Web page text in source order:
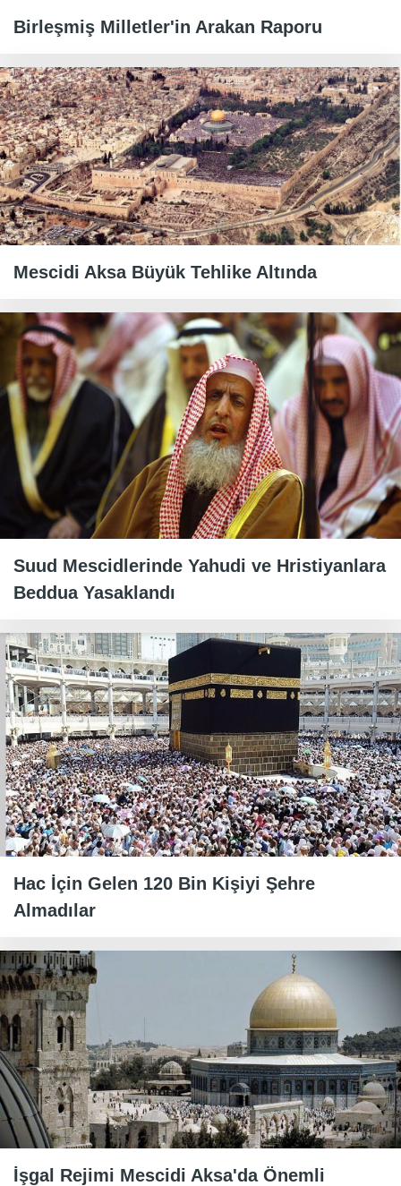
Birleşmiş Milletler'in Arakan Raporu
Mescidi Aksa Büyük Tehlike Altında
Suud Mescidlerinde Yahudi ve Hristiyanlara
Beddua Yasaklandı
Hac İçin Gelen 120 Bin Kişiyi Şehre
Almadılar
İşgal Rejimi Mescidi Aksa'da Önemli